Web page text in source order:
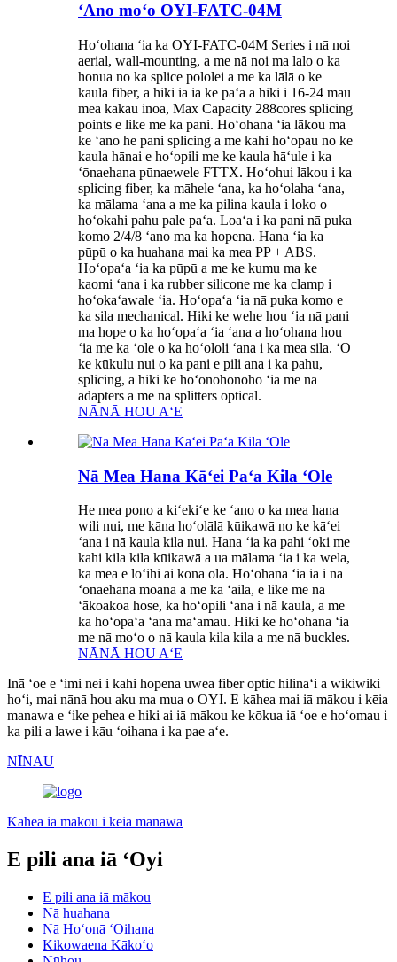
ʻAno moʻo OYI-FATC-04M
Hoʻohana ʻia ka OYI-FATC-04M Series i nā noi
aerial, wall-mounting, a me nā noi ma lalo o ka
honua no ka splice pololei a me ka lālā o ke
kaula fiber, a hiki iā ia ke paʻa a hiki i 16-24 mau
mea kākau inoa, Max Capacity 288cores splicing
points e like me ka pani. Hoʻohana ʻia lākou ma
ke ʻano he pani splicing a me kahi hoʻopau no ke
kaula hānai e hoʻopili me ke kaula hāʻule i ka
ʻōnaehana pūnaewele FTTX. Hoʻohui lākou i ka
splicing fiber, ka māhele ʻana, ka hoʻolaha ʻana,
ka mālama ʻana a me ka pilina kaula i loko o
hoʻokahi pahu pale paʻa. Loaʻa i ka pani nā puka
komo 2/4/8 ʻano ma ka hopena. Hana ʻia ka
pūpū o ka huahana mai ka mea PP + ABS.
Hoʻopaʻa ʻia ka pūpū a me ke kumu ma ke
kaomi ʻana i ka rubber silicone me ka clamp i
hoʻokaʻawale ʻia. Hoʻopaʻa ʻia nā puka komo e
ka sila mechanical. Hiki ke wehe hou ʻia nā pani
ma hope o ka hoʻopaʻa ʻia ʻana a hoʻohana hou
ʻia me ka ʻole o ka hoʻololi ʻana i ka mea sila. ʻO
ke kūkulu nui o ka pani e pili ana i ka pahu,
splicing, a hiki ke hoʻonohonoho ʻia me nā
adapters a me nā splitters optical.
NĀNĀ HOU AʻE
Nā Mea Hana Kāʻei Paʻa Kila ʻOle
He mea pono a kiʻekiʻe ke ʻano o ka mea hana
wili nui, me kāna hoʻolālā kūikawā no ke kāʻei
ʻana i nā kaula kila nui. Hana ʻia ka pahi ʻoki me
kahi kila kila kūikawā a ua mālama ʻia i ka wela,
ka mea e lōʻihi ai kona ola. Hoʻohana ʻia ia i nā
ʻōnaehana moana a me ka ʻaila, e like me nā
ʻākoakoa hose, ka hoʻopili ʻana i nā kaula, a me
ka hoʻopaʻa ʻana maʻamau. Hiki ke hoʻohana ʻia
me nā moʻo o nā kaula kila kila a me nā buckles.
NĀNĀ HOU AʻE
Inā ʻoe e ʻimi nei i kahi hopena uwea fiber optic hilinaʻi a wikiwiki
hoʻi, mai nānā hou aku ma mua o OYI. E kāhea mai iā mākou i kēia
manawa e ʻike pehea e hiki ai iā mākou ke kōkua iā ʻoe e hoʻomau i
ka pili a lawe i kāu ʻoihana i ka pae aʻe.
NĪNAU
Kāhea iā mākou i kēia manawa
E pili ana iā ʻOyi
E pili ana iā mākou
Nā huahana
Nā Hoʻonā ʻOihana
Kikowaena Kākoʻo